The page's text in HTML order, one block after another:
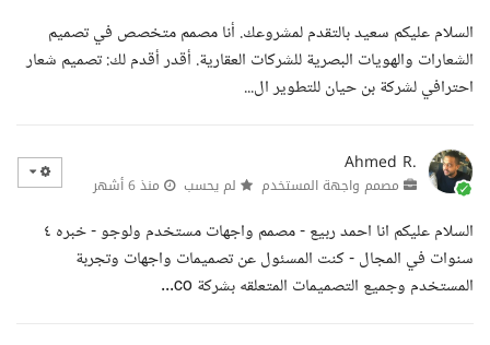
السلام عليكم سعيد بالتقدم لمشروعك. أنا مصمم متخصص في تصميم
الشعارات والهويات البصرية للشركات العقارية. أقدر أقدم لك: تصميم شعار
احترافي لشركة بن حيان للتطوير ال...
Ahmed R.
مصمم واجهة المستخدم لم يحسب منذ 6 أشهر
السلام عليكم انا احمد ربيع - مصمم واجهات مستخدم ولوجو - خبره ٤
سنوات في المجال - كنت المسئول عن تصميمات واجهات وتجربة
المستخدم وجميع التصميمات المتعلقه بشركة co...